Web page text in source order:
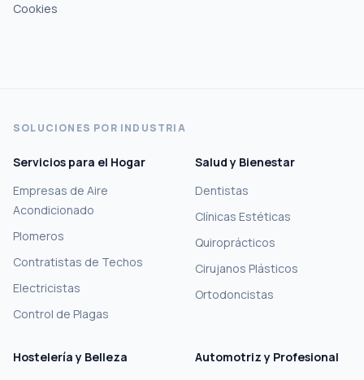
Cookies
SOLUCIONES POR INDUSTRIA
Servicios para el Hogar
Empresas de Aire
Acondicionado
Plomeros
Contratistas de Techos
Electricistas
Control de Plagas
Salud y Bienestar
Dentistas
Clínicas Estéticas
Quiroprácticos
Cirujanos Plásticos
Ortodoncistas
Hostelería y Belleza
Automotriz y Profesional